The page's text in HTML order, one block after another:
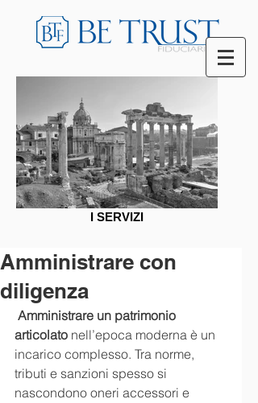
I SERVIZI
Amministrare con
diligenza
Amministrare un patrimonio
articolato nell’epoca moderna è un
incarico complesso. Tra norme,
tributi e sanzioni spesso si
nascondono oneri accessori e